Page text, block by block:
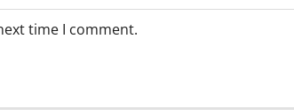
time I comment.